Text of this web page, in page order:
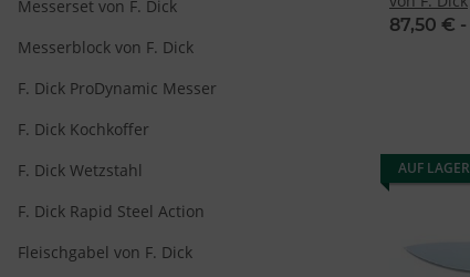
87,50 € -
AUF LAGER
Messerset von F. Dick
Messerblock von F. Dick
F. Dick ProDynamic Messer
F. Dick Kochkoffer
F. Dick Wetzstahl
F. Dick Rapid Steel Action
Fleischgabel von F. Dick